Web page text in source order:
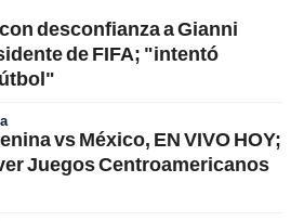
desconfianza a Gianni
de FIFA; "intentó
vs México, EN VIVO HOY;
Juegos Centroamericanos